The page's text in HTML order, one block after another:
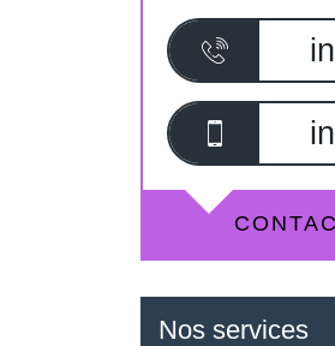
Nos services